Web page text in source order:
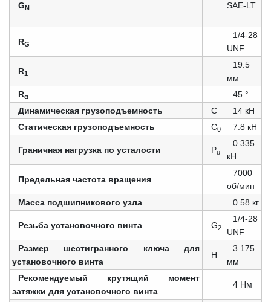
GN
SAE-LT
RG
1/4-28
UNF
R1
19.5
мм
Rα
45 °
Динамическая грузоподъемность
C
14 кН
Статическая грузоподъемность
C0 7.8 кН
Граничная нагрузка по усталости Pu
0.335
кН
Предельная частота вращения
7000
об/мин
Масса подшипникового узла
0.58 кг
Резьба установочного винта G2
1/4-28
UNF
Размер шестигранного ключа для
установочного винта
Н
3.175
мм
Рекомендуемый крутящий момент
затяжки для установочного винта
4 Нм